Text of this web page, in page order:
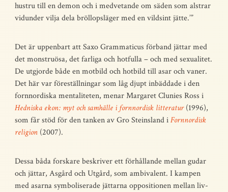
hustru till en demon och i medvetande om säden som alstrar
vidunder vilja dela bröllopsläger med en vildsint jätte.’”
Det är uppenbart att Saxo Grammaticus förband jättar med
det monstruösa, det farliga och hotfulla – och med sexualitet.
De utgjorde både en motbild och hotbild till asar och vaner.
Det här var föreställningar som låg djupt inbäddade i den
fornnordiska mentaliteten, menar Margaret Clunies Ross i
Hedniska ekon: myt och samhälle i fornnordisk litteratur(1996),
som får stöd för den tanken av Gro Steinsland iFornnordisk
religion (2007).
Dessa båda forskare beskriver ett förhållande mellan gudar
och jättar, Asgård och Utgård, som ambivalent. I kampen
med asarna symboliserade jättarna oppositionen mellan liv-